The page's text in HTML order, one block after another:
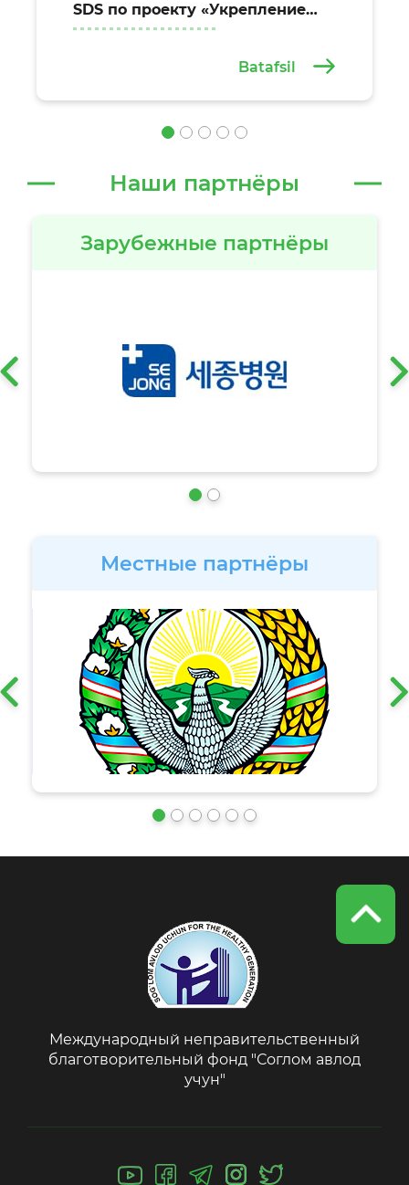
SDS по проекту «Укрепление
системы оказания жизненно
Batafsil
Наши партнёры
Зарубежные партнёры
‹ ›
Местные партнёры
‹ ›
Международный неправительственный
благотворительный фонд "Соглом авлод
учун"